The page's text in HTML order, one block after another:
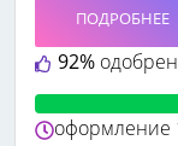
92%
ПОДРОБНЕЕ
оформление